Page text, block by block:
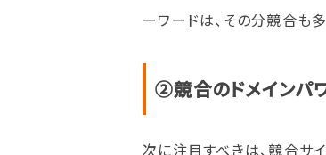
ーワードは、その分競合も
②競合のドメインパ
次に注目すべきは、競合サ